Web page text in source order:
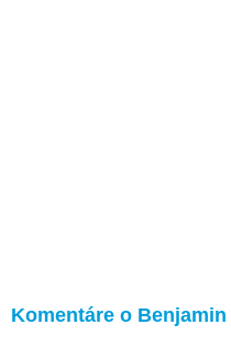
Komentáre o Benjamin